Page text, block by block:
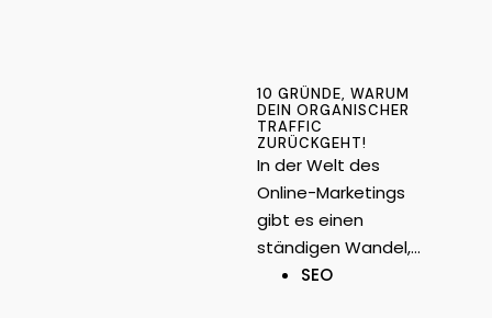
10 GRÜNDE, WARUM
DEIN ORGANISCHER
TRAFFIC
ZURÜCKGEHT!
In der Welt des
Online-Marketings
gibt es einen
ständigen Wandel,…
SEO